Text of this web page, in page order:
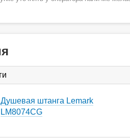
Душевая штанга Lemark
LM8074CG